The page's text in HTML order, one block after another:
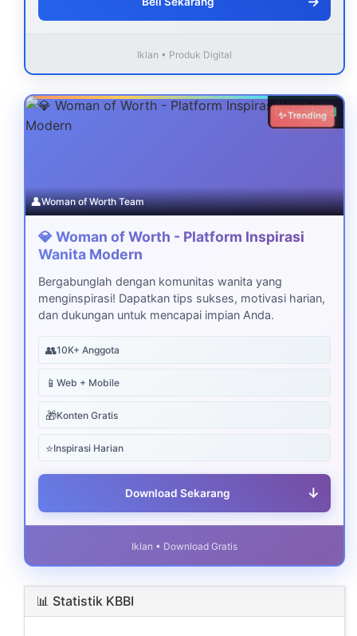
Iklan • Produk Digital
Download
✨ Trending
👤Woman of Worth Team
💎 Woman of Worth - Platform Inspirasi
Wanita Modern
Bergabunglah dengan komunitas wanita yang
menginspirasi! Dapatkan tips sukses, motivasi harian,
dan dukungan untuk mencapai impian Anda.
👥10K+ Anggota
📱 Web + Mobile
🎁Konten Gratis
⭐Inspirasi Harian
Download Sekarang ↓
Iklan • Download Gratis
📊 Statistik KBBI